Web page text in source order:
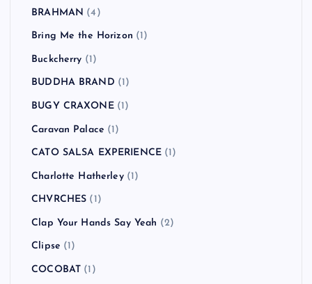
BRAHMAN (4)
Bring Me the Horizon (1)
Buckcherry (1)
BUDDHA BRAND (1)
BUGY CRAXONE(1)
Caravan Palace (1)
CATO SALSA EXPERIENCE (1)
Charlotte Hatherley(1)
CHVRCHES (1)
Clap Your Hands Say Yeah (2)
Clipse (1)
COCOBAT (1)